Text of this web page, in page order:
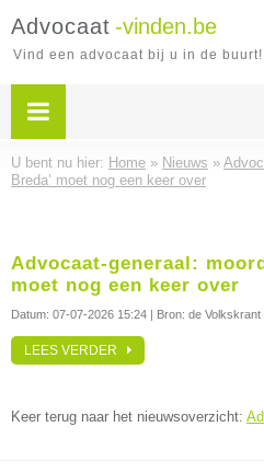
Advocaat -vinden.be
Vind een advocaat bij u in de buurt!
U bent nu hier: Home » Nieuws »
Breda’ moet nog een keer over
Advocaat-generaal:
moet nog een keer over
Datum: 07-07-2026 15:24 | Bron: de Volkskrant
LEES VERDER
Keer terug naar het nieuwsoverzicht: